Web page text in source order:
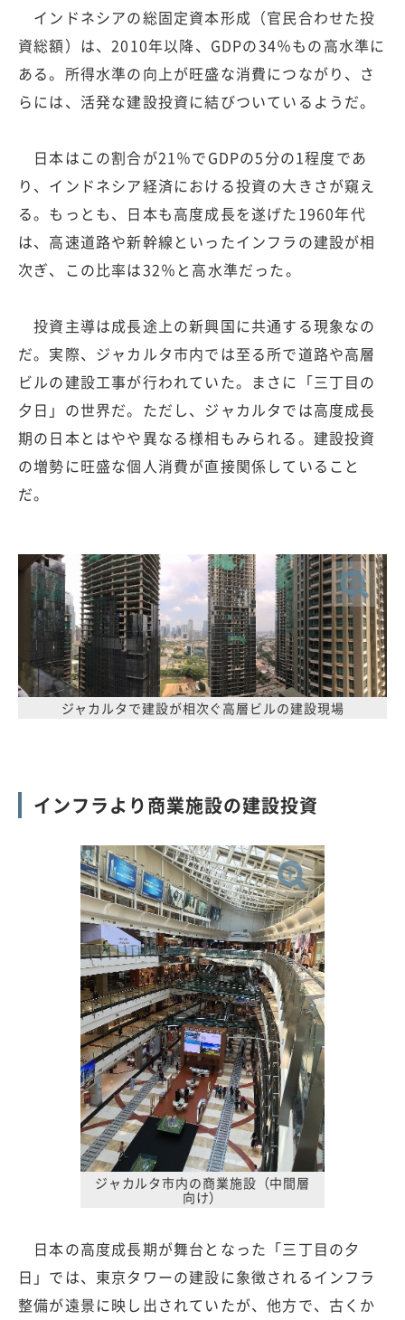
インドネシアの総固定資本形成（官民合わせた投
資総額）は、2010年以降、GDPの34％もの高水準に
ある。所得水準の向上が旺盛な消費につながり、さ
らには、活発な建設投資に結びついているようだ。
日本はこの割合が21％でGDPの5分の1程度であ
り、インドネシア経済における投資の大きさが窺え
る。もっとも、日本も高度成長を遂げた1960年代
は、高速道路や新幹線といったインフラの建設が相
次ぎ、この比率は32％と高水準だった。
投資主導は成長途上の新興国に共通する現象なの
だ。実際、ジャカルタ市内では至る所で道路や高層
ビルの建設工事が行われていた。まさに「三丁目の
夕日」の世界だ。ただし、ジャカルタでは高度成長
期の日本とはやや異なる様相もみられる。建設投資
の増勢に旺盛な個人消費が直接関係していること
だ。
ジャカルタで建設が相次ぐ高層ビルの建設現場
インフラより商業施設の建設投資
ジャカルタ市内の商業施設（中間層
向け）
日本の高度成長期が舞台となった「三丁目の夕
日」では、東京タワーの建設に象徴されるインフラ
整備が遠景に映し出されていたが、他方で、古くか